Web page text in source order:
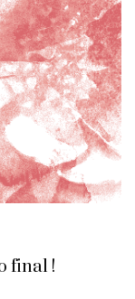
final !